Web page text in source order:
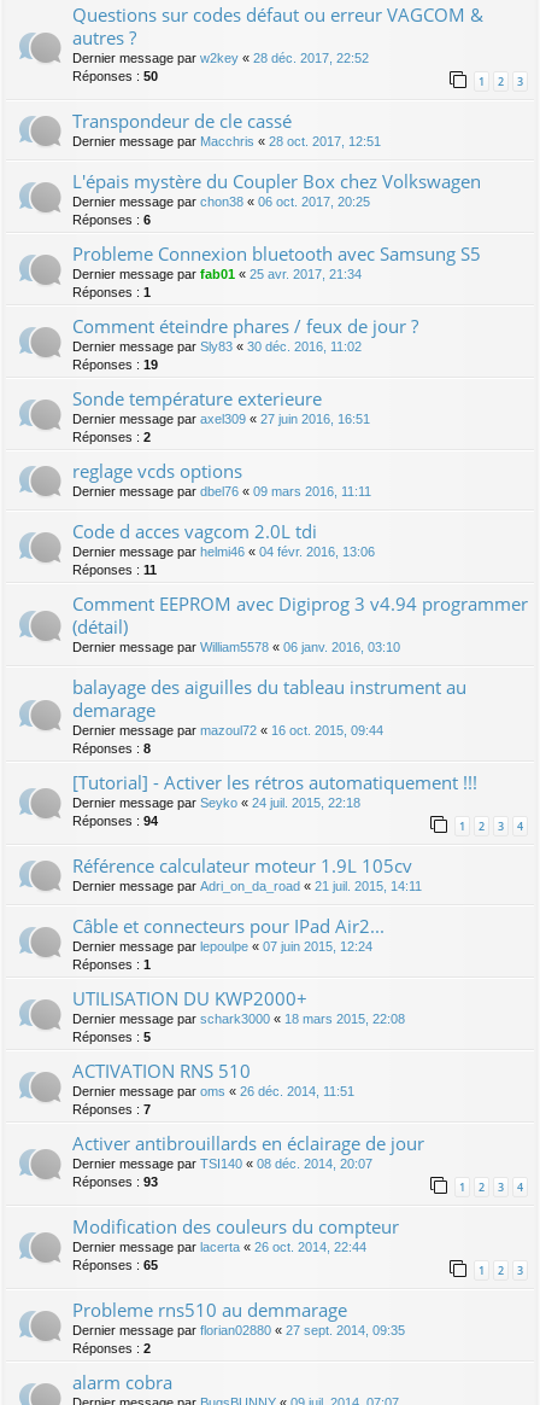
Questions sur codes défaut ou erreur VAGCOM &
autres ?
Dernier message par w2key « 28 déc. 2017, 22:52
Réponses : 50 1 2 3
Transpondeur de cle cassé
Dernier message par Macchris « 28 oct. 2017, 12:51
L'épais mystère du Coupler Box chez Volkswagen
Dernier message par chon38 « 06 oct. 2017, 20:25
Réponses : 6
Probleme Connexion bluetooth avec Samsung S5
Dernier message par fab01 « 25 avr. 2017, 21:34
Réponses : 1
Comment éteindre phares / feux de jour ?
Dernier message par Sly83 « 30 déc. 2016, 11:02
Réponses : 19
Sonde température exterieure
Dernier message par axel309 « 27 juin 2016, 16:51
Réponses : 2
reglage vcds options
Dernier message par dbel76 « 09 mars 2016, 11:11
Code d acces vagcom 2.0L tdi
Dernier message par helmi46 « 04 févr. 2016, 13:06
Réponses : 11
Comment EEPROM avec Digiprog 3 v4.94 programmer
(détail)
Dernier message par William5578 « 06 janv. 2016, 03:10
balayage des aiguilles du tableau instrument au
demarage
Dernier message par mazoul72 « 16 oct. 2015, 09:44
Réponses : 8
[Tutorial] - Activer les rétros automatiquement !!!
Dernier message par Seyko « 24 juil. 2015, 22:18
Réponses : 94 1 2 3 4
Référence calculateur moteur 1.9L 105cv
Dernier message par Adri_on_da_road « 21 juil. 2015, 14:11
Câble et connecteurs pour IPad Air2...
Dernier message par lepoulpe « 07 juin 2015, 12:24
Réponses : 1
UTILISATION DU KWP2000+
Dernier message par schark3000 « 18 mars 2015, 22:08
Réponses : 5
ACTIVATION RNS 510
Dernier message par oms « 26 déc. 2014, 11:51
Réponses : 7
Activer antibrouillards en éclairage de jour
Dernier message par TSI140 « 08 déc. 2014, 20:07
Réponses : 93 1 2 3 4
Modification des couleurs du compteur
Dernier message par lacerta « 26 oct. 2014, 22:44
Réponses : 65 1 2 3
Probleme rns510 au demmarage
Dernier message par florian02880 « 27 sept. 2014, 09:35
Réponses : 2
alarm cobra